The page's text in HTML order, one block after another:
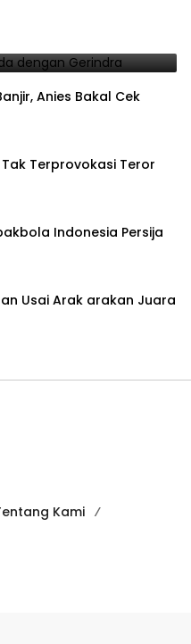
Anies Bakal Cek
Terprovokasi Teror
Indonesia Persija
Usai Arak arakan Juara
Kami